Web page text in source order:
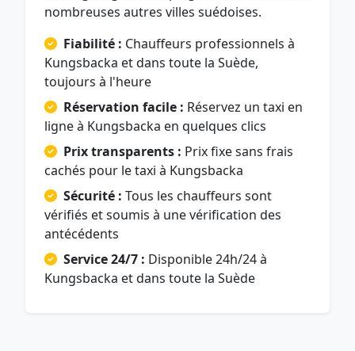
nombreuses autres villes suédoises.
Fiabilité : Chauffeurs professionnels à
Kungsbacka et dans toute la Suède,
toujours à l'heure
Réservation facile : Réservez un taxi en
ligne à Kungsbacka en quelques clics
Prix transparents : Prix fixe sans frais
cachés pour le taxi à Kungsbacka
Sécurité : Tous les chauffeurs sont
vérifiés et soumis à une vérification des
antécédents
Service 24/7 : Disponible 24h/24 à
Kungsbacka et dans toute la Suède